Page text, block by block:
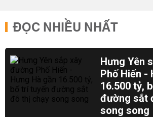
ĐỌC NHIỀU NHẤT
Hưng Yên
Phố Hiến -
16.500 tỷ,
đường sắt
song song